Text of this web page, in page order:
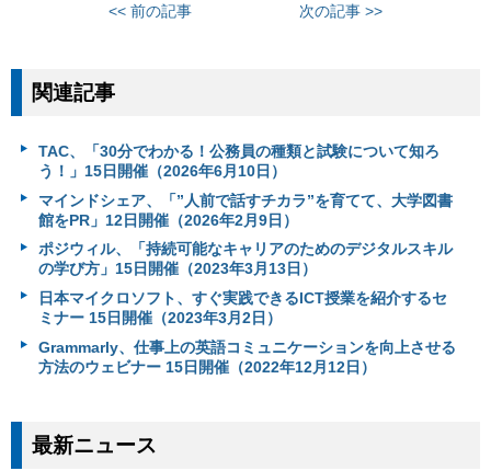
<< 前の記事 次の記事 >>
関連記事
TAC、「30分でわかる！公務員の種類と試験について知ろ
う！」15日開催（2026年6月10日）
マインドシェア、「”人前で話すチカラ”を育てて、大学図書
館をPR」12日開催（2026年2月9日）
ポジウィル、「持続可能なキャリアのためのデジタルスキル
の学び方」15日開催（2023年3月13日）
日本マイクロソフト、すぐ実践できるICT授業を紹介するセ
ミナー 15日開催（2023年3月2日）
Grammarly、仕事上の英語コミュニケーションを向上させる
方法のウェビナー 15日開催（2022年12月12日）
最新ニュース